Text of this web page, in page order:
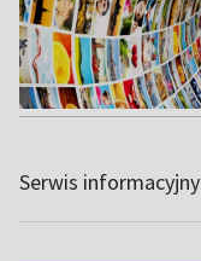
Serwis informacyjny